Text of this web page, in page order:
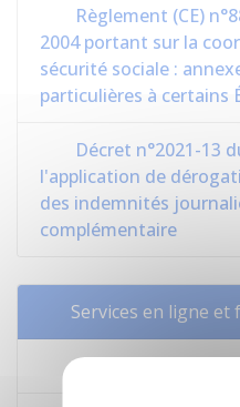
Règlement (CE)
2004 portant sur la
sécurité sociale :
particulières à certains
Décret n°2021-13
l'application de
des indemnités
complémentaire
Services en ligne et
Ameli en ligne